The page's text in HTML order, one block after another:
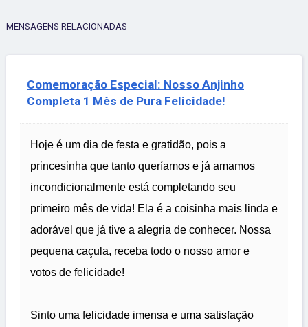
MENSAGENS RELACIONADAS
Comemoração Especial: Nosso Anjinho
Completa 1 Mês de Pura Felicidade!
Hoje é um dia de festa e gratidão, pois a
princesinha que tanto queríamos e já amamos
incondicionalmente está completando seu
primeiro mês de vida! Ela é a coisinha mais linda e
adorável que já tive a alegria de conhecer. Nossa
pequena caçula, receba todo o nosso amor e
votos de felicidade!
Sinto uma felicidade imensa e uma satisfação